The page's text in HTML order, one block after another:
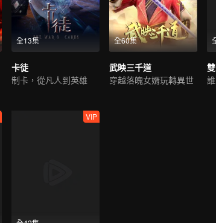
全13集
卡徒
制卡，從凡人到英雄
全60集
武映三千道
穿越落魄女婿玩轉異世
VIP